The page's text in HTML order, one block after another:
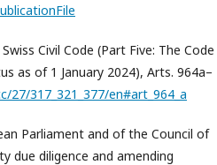
Civil Code (Part Five: The Code
as of 1 January 2024), Arts. 964a–
27/317_321_377/en#art_964_a
Parliament and of the Council of
due diligence and amending